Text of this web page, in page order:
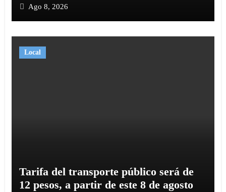
Ago 8, 2026
Local
Tarifa del transporte público será de
12 pesos, a partir de este 8 de agosto